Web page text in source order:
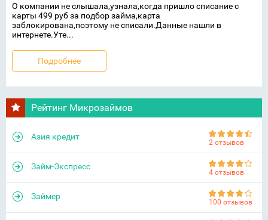
О компании не слышала,узнала,когда пришло списание с
карты 499 руб за подбор займа,карта
заблокирована,поэтому не списали.Данные нашли в
интернете.Уте...
Подробнее
Рейтинг Микрозаймов
Азия кредит
2 отзывов
Займ-Экспресс
4 отзывов
Займер
100 отзывов